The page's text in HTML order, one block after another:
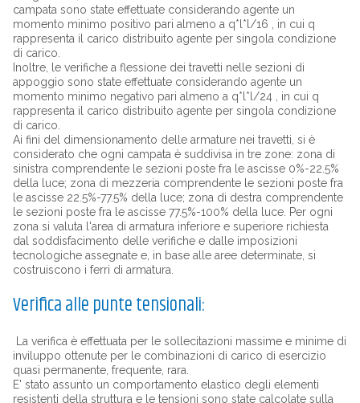
campata sono state effettuate considerando agente un
momento minimo positivo pari almeno a q*l*l/16 , in cui q
rappresenta il carico distribuito agente per singola condizione
di carico.
Inoltre, le verifiche a flessione dei travetti nelle sezioni di
appoggio sono state effettuate considerando agente un
momento minimo negativo pari almeno a q*l*l/24 , in cui q
rappresenta il carico distribuito agente per singola condizione
di carico.
Ai fini del dimensionamento delle armature nei travetti, si è
considerato che ogni campata è suddivisa in tre zone: zona di
sinistra comprendente le sezioni poste fra le ascisse 0%-22.5%
della luce; zona di mezzeria comprendente le sezioni poste fra
le ascisse 22.5%-77.5% della luce; zona di destra comprendente
le sezioni poste fra le ascisse 77.5%-100% della luce. Per ogni
zona si valuta l'area di armatura inferiore e superiore richiesta
dal soddisfacimento delle verifiche e dalle imposizioni
tecnologiche assegnate e, in base alle aree determinate, si
costruiscono i ferri di armatura.
Verifica alle punte tensionali:
La verifica è effettuata per le sollecitazioni massime e minime di
inviluppo ottenute per le combinazioni di carico di esercizio
quasi permanente, frequente, rara.
E' stato assunto un comportamento elastico degli elementi
resistenti della struttura e le tensioni sono state calcolate sulla